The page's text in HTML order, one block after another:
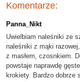
Komentarze:
Panna_Nikt
Uwielbiam naleśniki ze
naleśniki z mąki
z masłem, czosnkiem.
powstaje naprawdę
krokiety. Bardzo dobrze